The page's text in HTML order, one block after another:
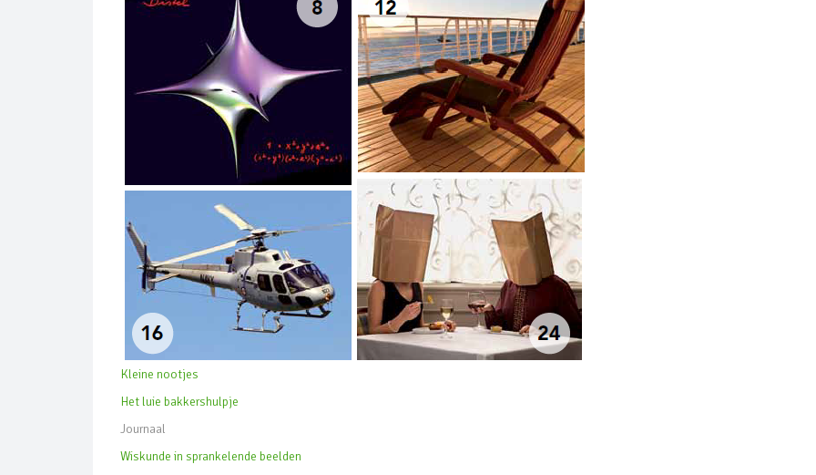
Kleine nootjes
Het luie bakkershulpje
Journaal
Wiskunde in sprankelende beelden